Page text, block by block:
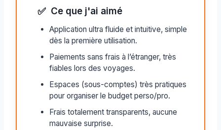
✅ Ce que j'ai aimé
Application ultra fluide et intuitive, simple
dès la première utilisation.
Paiements sans frais à l’étranger, très
fiables lors des voyages.
Espaces (sous-comptes) très pratiques
pour organiser le budget perso/pro.
Frais totalement transparents, aucune
mauvaise surprise.